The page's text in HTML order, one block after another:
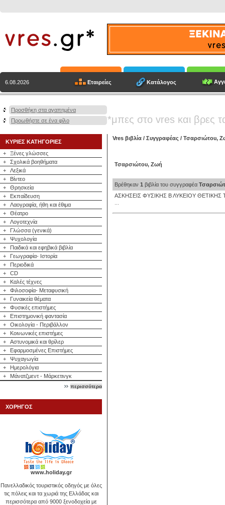
6.08.2026 Εταιρείες Κατάλογος
Προσθήκη στα αγαπημένα
Προωθήστε σε ένα φίλο
*μπες στο vres και βρες
ΚΥΡΙΕΣ ΚΑΤΗΓΟΡΙΕΣ
+
Ξένες γλώσσες
+
Σχολικά βοηθήματα
+
Λεξικά
+
Βίντεο
+
Θρησκεία
+
Εκπαίδευση
+
Λαογραφία, ήθη και έθιμα
+
Θέατρο
+
Λογοτεχνία
+
Γλώσσα (γενικά)
+
Ψυχολογία
+
Παιδικά και εφηβικά βιβλία
+
Γεωγραφία- Ιστορία
+
Περιοδικά
+
CD
+
Καλές τέχνες
+
Φιλοσοφία- Μεταφυσική
+
Γυναικεία θέματα
+
Φυσικές επιστήμες
+
Επιστημονική φαντασία
+
Οικολογία - Περιβάλλον
+
Κοινωνικές επιστήμες
+
Αστυνομικά και θρίλερ
+
Εφαρμοσμένες Επιστήμες
+
Ψυχαγωγία
+
Ημερολόγια
+
Μάνατζμεντ - Μάρκετινγκ
περισσότερα
ΧΟΡΗΓΟΣ
www.holiday.gr
Πανελλαδικός τουριστικός οδηγός με όλες
τις πόλεις και τα χωριά της Ελλάδας και
περισσότερα από 9000 ξενοδοχεία με
Vres βιβλία / Συγγραφέας / Τσαρσιώτου,
Τσαρσιώτου, Ζωή
Βρέθηκαν 1 βιβλία του συγγραφέα
ΑΣΚΗΣΕΙΣ ΦΥΣΙΚΗΣ Β ΛΥΚΕΙΟΥ